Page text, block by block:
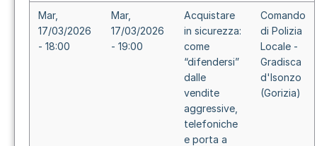
Mar,
17/03/2026
- 18:00
Mar,
17/03/2026
- 19:00
Acquistare
in sicurezza:
come
“difendersi”
dalle
vendite
aggressive,
telefoniche
e porta a
Comando
di Polizia
Locale -
Gradisca
d'Isonzo
(Gorizia)